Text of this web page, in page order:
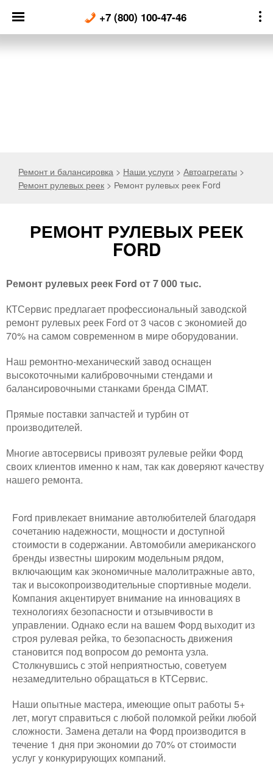
content
+7 (800) 100-47-46
Ремонт и балансировка > Наши услуги > Автоагрегаты >
Ремонт рулевых реек > Ремонт рулевых реек Ford
РЕМОНТ РУЛЕВЫХ РЕЕК
FORD
Ремонт рулевых реек Ford от 7 000 тыс.
КТСервис предлагает профессиональный заводской
ремонт рулевых реек Ford от 3 часов с экономией до
70% на самом современном в мире оборудовании.
Наш ремонтно-механический завод оснащен
высокоточными калибровочными стендами и
балансировочными станками бренда CIMAT.
Прямые поставки запчастей и турбин от
производителей.
Многие автосервисы привозят рулевые рейки Форд
своих клиентов именно к нам, так как доверяют качеству
нашего ремонта.
Ford привлекает внимание автолюбителей благодаря
сочетанию надежности, мощности и доступной
стоимости в содержании. Автомобили американского
бренды известны широким модельным рядом,
включающим как экономичные малолитражные авто,
так и высокопроизводительные спортивные модели.
Компания акцентирует внимание на инновациях в
технологиях безопасности и отзывчивости в
управлении. Однако если на вашем Форд выходит из
строя рулевая рейка, то безопасность движения
становится под вопросом до ремонта узла.
Столкнувшись с этой неприятностью, советуем
незамедлительно обращаться в КТСервис.
Наши опытные мастера, имеющие опыт работы 5+
лет, могут справиться с любой поломкой рейки любой
сложности. Замена детали на Форд производится в
течение 1 дня при экономии до 70% от стоимости
услуг у конкурирующих компаний.